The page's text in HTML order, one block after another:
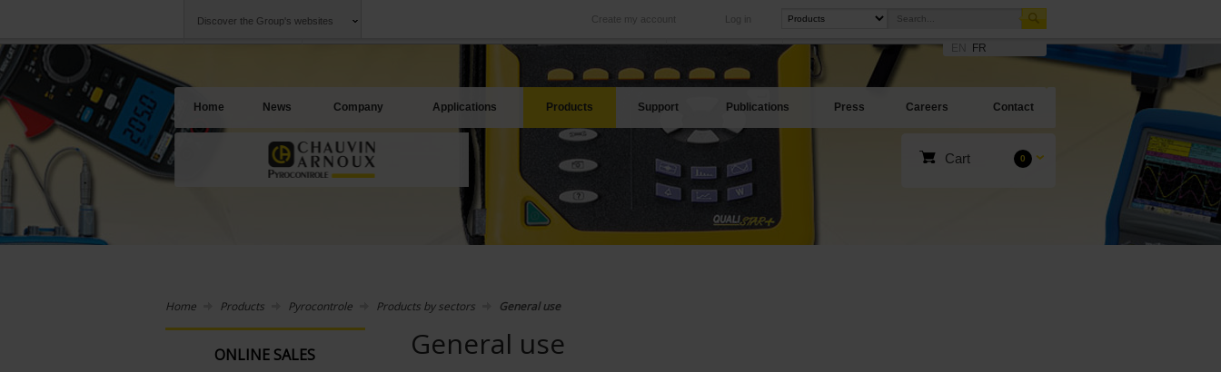
Discover the Group's websites Log in
Create my account
International
Our subsidiaries abroad
Our best offers
FR
Home News Company Applications Products Support Publications Press Careers Contact
Cart 0
Home Products Pyrocontrole Products by sectors General use
ONLINE SALES General use